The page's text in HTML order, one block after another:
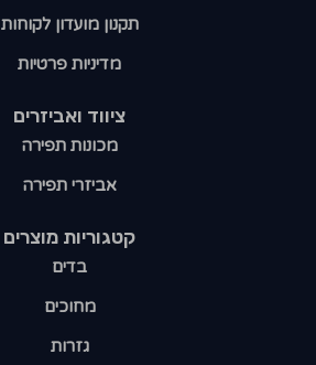
קטגוריות מוצרים​
בדים
מחוכים
גזרות
ציווד ואביזרים
מכונות תפירה
אביזרי תפירה
תקנון מועדון לקוחות
מדיניות פרטיות